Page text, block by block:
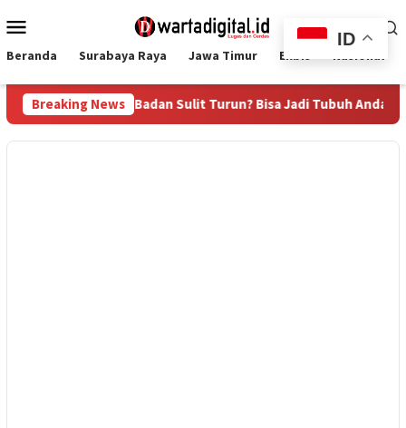
ke
Mobile
Beranda Surabaya Raya Jawa Timur Ekbis Nasional
Breaking News
Berat Badan Sulit Turun? Bisa Jadi Tubuh Anda Kekurangan
ID